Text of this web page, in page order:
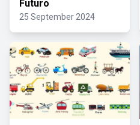
Futuro
25 September 2024